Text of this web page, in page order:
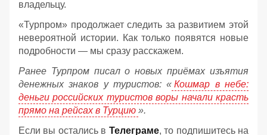
владельцу.
«Турпром» продолжает следить за развитием этой
невероятной истории. Как только появятся новые
подробности — мы сразу расскажем.
Ранее Турпром писал о новых приёмах изъятия
денежных знаков у туристов: « Кошмар в небе:
деньги российских туристов воры начали красть
прямо на рейсах в Турцию ».
Если вы остались в Телеграме, то подпишитесь на